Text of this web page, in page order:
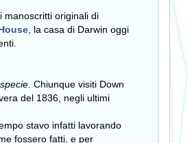
manoscritti originali di
, la casa di Darwin oggi
Chiunque visiti Down
del 1836, negli ultimi
stavo infatti lavorando
fossero fatti, e per